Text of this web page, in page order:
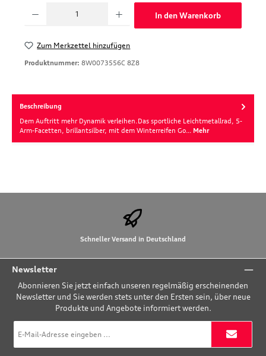
In den Warenkorb
Zum Merkzettel hinzufügen
Produktnummer: 8W0073556C 8Z8
Beschreibung
Dem Auftritt mehr Dynamik verleihen.Das sportliche Leichtmetallrad, 5-
Arm-Facetten, brillantsilber, mit dem Winterreifen Go… Mehr
Schneller Versand in Deutschland
Newsletter
Abonnieren Sie jetzt einfach unseren regelmäßig erscheinenden
Newsletter und Sie werden stets unter den Ersten sein, über neue
Produkte und Angebote informiert werden.
Mail-
Adresse